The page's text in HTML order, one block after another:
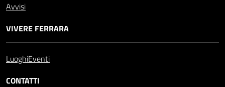
Avvisi
VIVERE FERRARA
LuoghiEventi
CONTATTI